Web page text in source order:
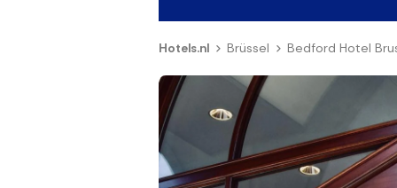
Hotels.nl Brüssel Bedford Hotel